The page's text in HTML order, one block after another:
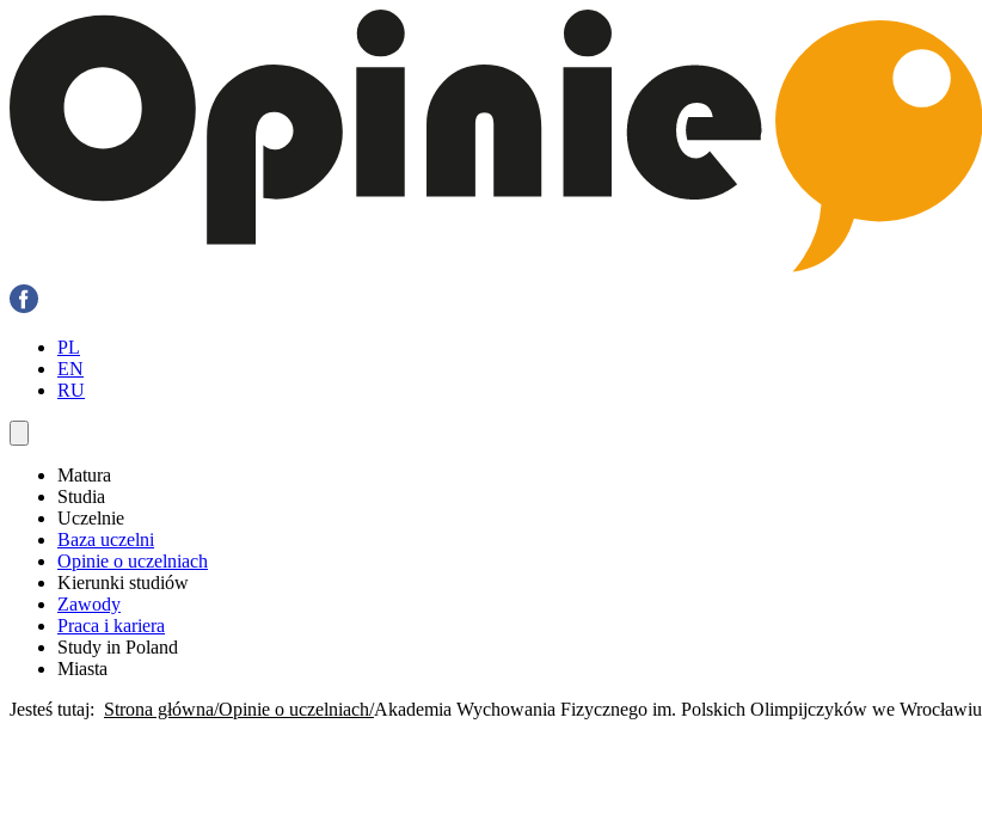
PL
EN
RU
Matura
Studia
Uczelnie
Baza uczelni
Opinie o uczelniach
Kierunki studiów
Zawody
Praca i kariera
Study in Poland
Miasta
Jesteś tutaj: Strona główna Opinie o uczelniach Akademia Wychowania Fizycznego im. Polskich Olimpijczyków we Wrocławiu